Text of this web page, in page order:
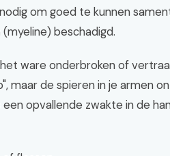
om goed te kunnen
beschadigd.
ware onderbroken of
maar de spieren in je armen
opvallende zwakte in de